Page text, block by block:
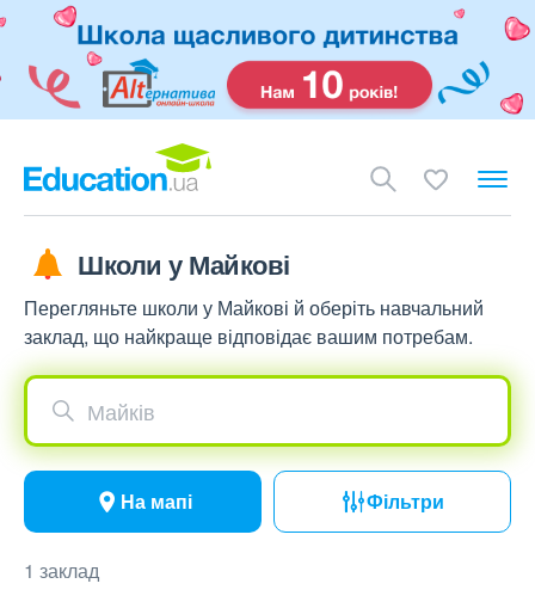
Школи у Майкові
Перегляньте школи у Майкові й оберіть навчальний
заклад, що найкраще відповідає вашим потребам.
Майків
На мапі Фільтри
1 заклад